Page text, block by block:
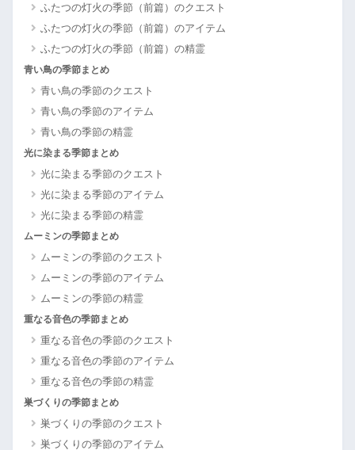
ふたつの灯火の季節（前篇）のクエスト
ふたつの灯火の季節（前篇）のアイテム
ふたつの灯火の季節（前篇）の精霊
青い鳥の季節まとめ
青い鳥の季節のクエスト
青い鳥の季節のアイテム
青い鳥の季節の精霊
光に染まる季節まとめ
光に染まる季節のクエスト
光に染まる季節のアイテム
光に染まる季節の精霊
ムーミンの季節まとめ
ムーミンの季節のクエスト
ムーミンの季節のアイテム
ムーミンの季節の精霊
重なる音色の季節まとめ
重なる音色の季節のクエスト
重なる音色の季節のアイテム
重なる音色の季節の精霊
巣づくりの季節まとめ
巣づくりの季節のクエスト
巣づくりの季節のアイテム